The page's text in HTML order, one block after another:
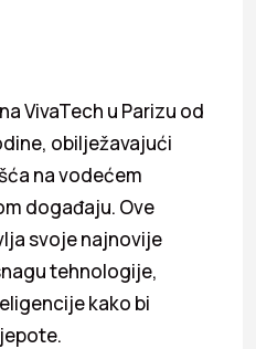
VivaTech u Parizu od
obilježavajući
na vodećem
događaju. Ove
svoje najnovije
tehnologije,
kako bi